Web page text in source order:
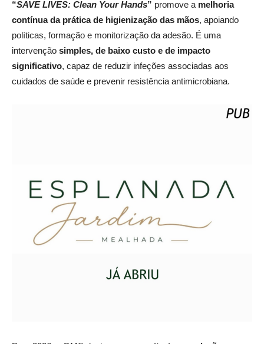
“SAVE LIVES: Clean Your Hands” promove a melhoria
contínua da prática de higienização das mãos, apoiando
políticas, formação e monitorização da adesão. É uma
intervenção simples, de baixo custo e de impacto
significativo, capaz de reduzir infeções associadas aos
cuidados de saúde e prevenir resistência antimicrobiana.